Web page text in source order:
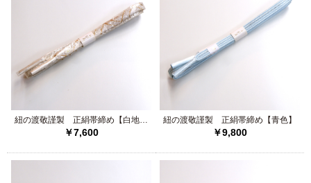
紐の渡敬謹製 正絹帯締め【白地に
金】
￥7,600
紐の渡敬謹製 正絹帯締め【青色】
￥9,800